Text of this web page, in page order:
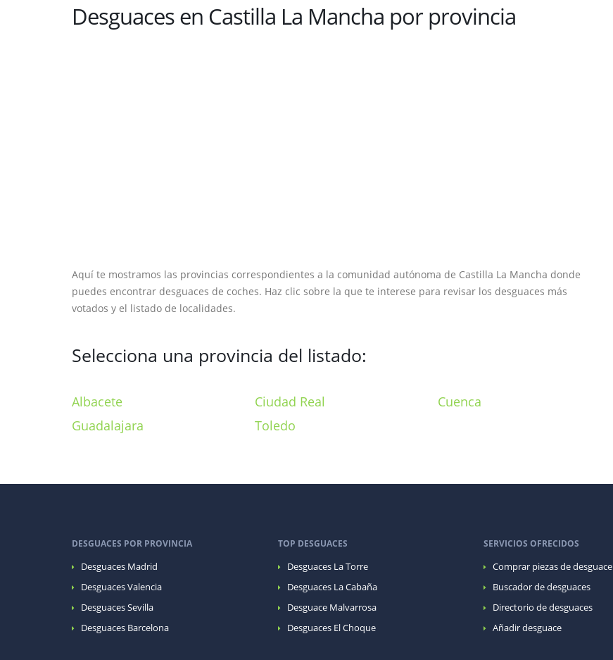
Desguaces en Castilla La Mancha por provincia
Aquí te mostramos las provincias correspondientes a la comunidad autónoma de Castilla La Mancha donde
puedes encontrar desguaces de coches. Haz clic sobre la que te interese para revisar los desguaces más
votados y el listado de localidades.
Selecciona una provincia del listado:
Albacete Ciudad Real
Cuenca
Guadalajara
Toledo
DESGUACES POR PROVINCIA
Desguaces Madrid
Desguaces Valencia
Desguaces Sevilla
Desguaces Barcelona
TOP DESGUACES
Desguaces La Torre
Desguaces La Cabaña
Desguace Malvarrosa
Desguaces El Choque
SERVICIOS OFRECIDOS
Comprar piezas de desguace
Buscador de desguaces
Directorio de desguaces
Añadir desguace